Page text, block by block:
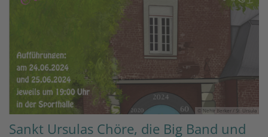
© Nehir Berker / St. Ursula
Sankt Ursulas Chöre, die Big Band und